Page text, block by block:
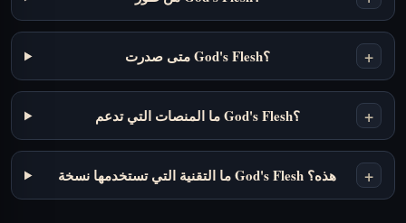
متى صدرت God's Flesh؟ +
ما المنصات التي تدعم God's Flesh؟ +
ما التقنية التي تستخدمها نسخة God's Flesh هذه؟ +